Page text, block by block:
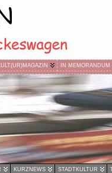
IN MEMORANDUM
KURZNEWS STADTKULTUR